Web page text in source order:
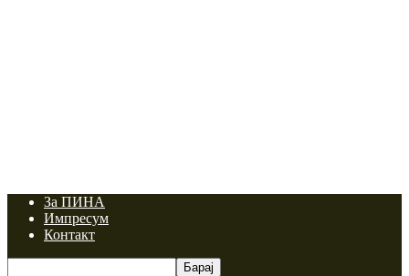
За ПИНА
Импресум
Контакт